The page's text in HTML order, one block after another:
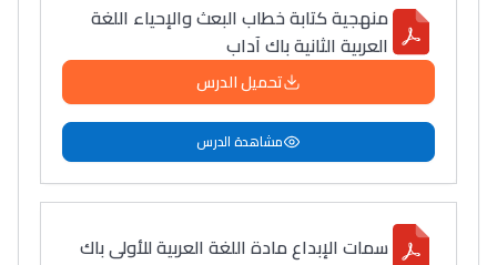
منهجية كتابة خطاب البعث والإحياء اللغة
العربية الثانية باك آداب
تحميل الدرس
مشاهدة الدرس
سمات الإبداع مادة اللغة العربية للأولى باك